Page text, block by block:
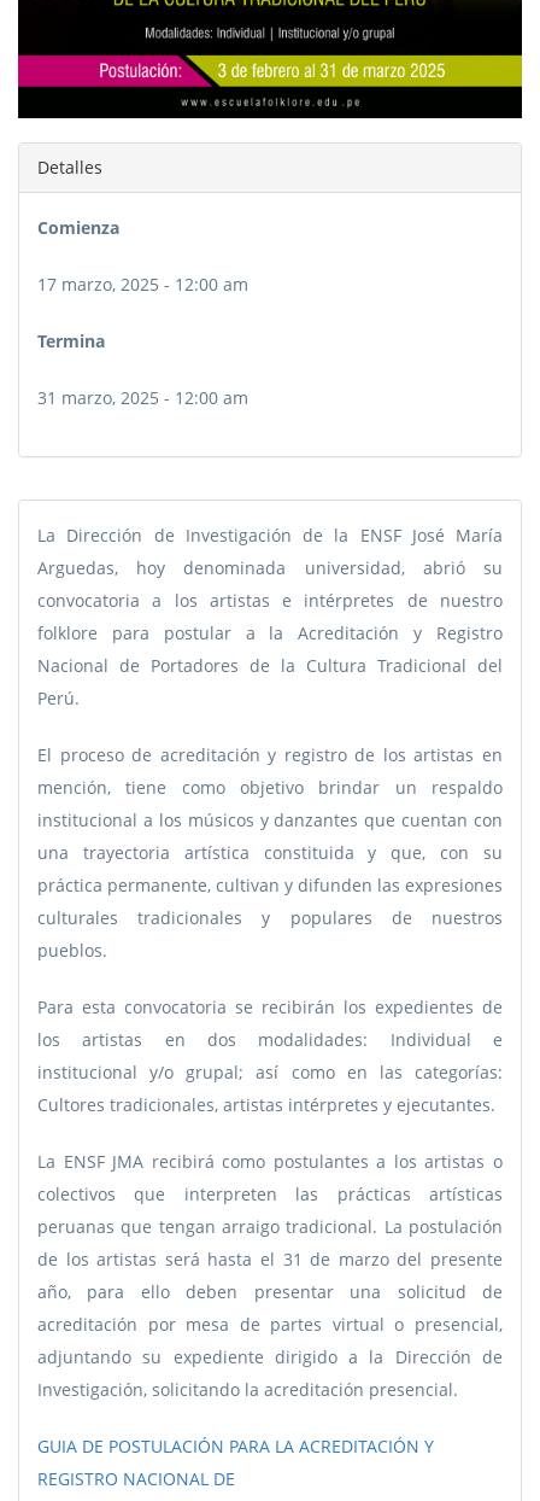
Detalles
Comienza
17 marzo, 2025 - 12:00 am
Termina
31 marzo, 2025 - 12:00 am
La Dirección de Investigación de la ENSF José María
Arguedas, hoy denominada universidad, abrió su
convocatoria a los artistas e intérpretes de nuestro
folklore para postular a la Acreditación y Registro
Nacional de Portadores de la Cultura Tradicional del
Perú.
El proceso de acreditación y registro de los artistas en
mención, tiene como objetivo brindar un respaldo
institucional a los músicos y danzantes que cuentan con
una trayectoria artística constituida y que, con su
práctica permanente, cultivan y difunden las expresiones
culturales tradicionales y populares de nuestros
pueblos.
Para esta convocatoria se recibirán los expedientes de
los artistas en dos modalidades: Individual e
institucional y/o grupal; así como en las categorías:
Cultores tradicionales, artistas intérpretes y ejecutantes.
La ENSF JMA recibirá como postulantes a los artistas o
colectivos que interpreten las prácticas artísticas
peruanas que tengan arraigo tradicional. La postulación
de los artistas será hasta el 31 de marzo del presente
año, para ello deben presentar una solicitud de
acreditación por mesa de partes virtual o presencial,
adjuntando su expediente dirigido a la Dirección de
Investigación, solicitando la acreditación presencial.
GUIA DE POSTULACIÓN PARA LA ACREDITACIÓN Y
REGISTRO NACIONAL DE